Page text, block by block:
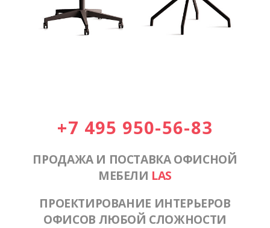
+7 495 950-56-83
ПРОДАЖА И ПОСТАВКА ОФИСНОЙ
МЕБЕЛИ LAS
ПРОЕКТИРОВАНИЕ ИНТЕРЬЕРОВ
ОФИСОВ ЛЮБОЙ СЛОЖНОСТИ